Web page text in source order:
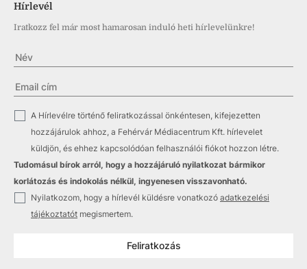
Hírlevél
Iratkozz fel már most hamarosan induló heti hírlevelünkre!
A Hírlevélre történő feliratkozással önkéntesen, kifejezetten
hozzájárulok ahhoz, a Fehérvár Médiacentrum Kft. hírlevelet
küldjön, és ehhez kapcsolódóan felhasználói fiókot hozzon létre.
Tudomásul bírok arról, hogy a hozzájáruló nyilatkozat bármikor
korlátozás és indokolás nélkül, ingyenesen visszavonható.
Nyilatkozom, hogy a hírlevél küldésre vonatkozó adatkezelési
tájékoztatót megismertem.
Feliratkozás